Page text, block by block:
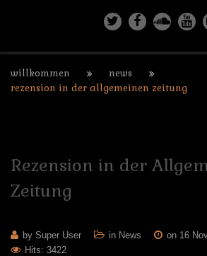
willkommen
news
rezension in der allgemeinen zeitung
Rezension in der
Zeitung
by Super User in News
on 16
Hits: 3422